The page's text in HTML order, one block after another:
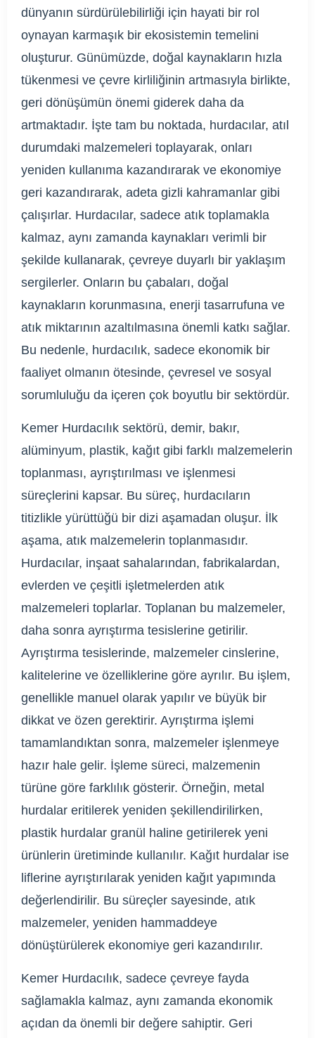
dünyanın sürdürülebilirliği için hayati bir rol
oynayan karmaşık bir ekosistemin temelini
oluşturur. Günümüzde, doğal kaynakların hızla
tükenmesi ve çevre kirliliğinin artmasıyla birlikte,
geri dönüşümün önemi giderek daha da
artmaktadır. İşte tam bu noktada, hurdacılar, atıl
durumdaki malzemeleri toplayarak, onları
yeniden kullanıma kazandırarak ve ekonomiye
geri kazandırarak, adeta gizli kahramanlar gibi
çalışırlar. Hurdacılar, sadece atık toplamakla
kalmaz, aynı zamanda kaynakları verimli bir
şekilde kullanarak, çevreye duyarlı bir yaklaşım
sergilerler. Onların bu çabaları, doğal
kaynakların korunmasına, enerji tasarrufuna ve
atık miktarının azaltılmasına önemli katkı sağlar.
Bu nedenle, hurdacılık, sadece ekonomik bir
faaliyet olmanın ötesinde, çevresel ve sosyal
sorumluluğu da içeren çok boyutlu bir sektördür.
Kemer Hurdacılık sektörü, demir, bakır,
alüminyum, plastik, kağıt gibi farklı malzemelerin
toplanması, ayrıştırılması ve işlenmesi
süreçlerini kapsar. Bu süreç, hurdacıların
titizlikle yürüttüğü bir dizi aşamadan oluşur. İlk
aşama, atık malzemelerin toplanmasıdır.
Hurdacılar, inşaat sahalarından, fabrikalardan,
evlerden ve çeşitli işletmelerden atık
malzemeleri toplarlar. Toplanan bu malzemeler,
daha sonra ayrıştırma tesislerine getirilir.
Ayrıştırma tesislerinde, malzemeler cinslerine,
kalitelerine ve özelliklerine göre ayrılır. Bu işlem,
genellikle manuel olarak yapılır ve büyük bir
dikkat ve özen gerektirir. Ayrıştırma işlemi
tamamlandıktan sonra, malzemeler işlenmeye
hazır hale gelir. İşleme süreci, malzemenin
türüne göre farklılık gösterir. Örneğin, metal
hurdalar eritilerek yeniden şekillendirilirken,
plastik hurdalar granül haline getirilerek yeni
ürünlerin üretiminde kullanılır. Kağıt hurdalar ise
liflerine ayrıştırılarak yeniden kağıt yapımında
değerlendirilir. Bu süreçler sayesinde, atık
malzemeler, yeniden hammaddeye
dönüştürülerek ekonomiye geri kazandırılır.
Kemer Hurdacılık, sadece çevreye fayda
sağlamakla kalmaz, aynı zamanda ekonomik
açıdan da önemli bir değere sahiptir. Geri